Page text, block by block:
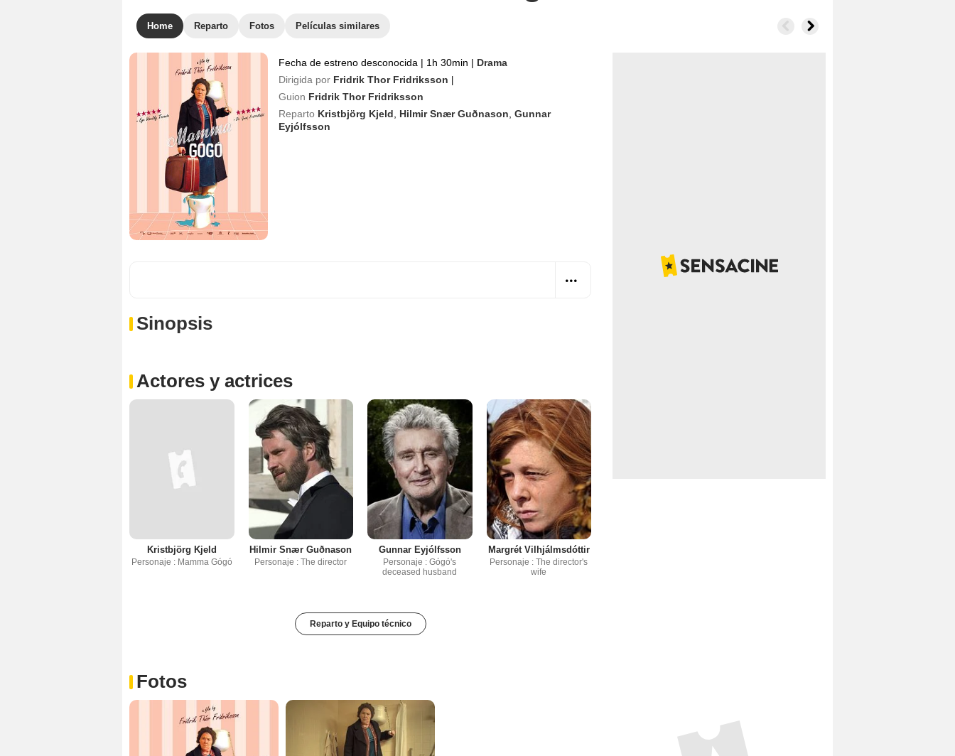
Home Reparto Fotos Películas similares
Fecha de estreno desconocida | 1h 30min | Drama
Dirigida por Fridrik Thor Fridriksson
Guion Fridrik Thor Fridriksson
Reparto Kristbjörg Kjeld Hilmir Snær Guðnason Gunnar
Eyjólfsson
Sinopsis
Actores y actrices
Kristbjörg Kjeld
Personaje : Mamma Gógó
Hilmir Snær Guðnason
Personaje : The director
Gunnar Eyjólfsson
Personaje : Gógó's
deceased husband
Margrét Vilhjálmsdóttir
Personaje : The director's
wife
Reparto y Equipo técnico
Fotos